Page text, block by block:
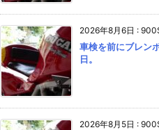
2026年8月6日 :
車検を前にブレン
日。
2026年8月5日 :